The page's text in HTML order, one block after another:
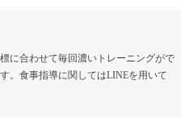
に合わせて毎回濃いトレーニングがで
。食事指導に関してはLINEを用いて